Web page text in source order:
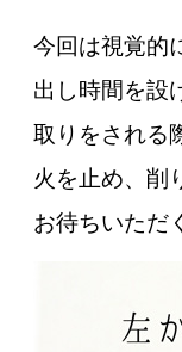
今回は視覚的
出し時間を設
取りをされる
火を止め、削
お待ちいただ